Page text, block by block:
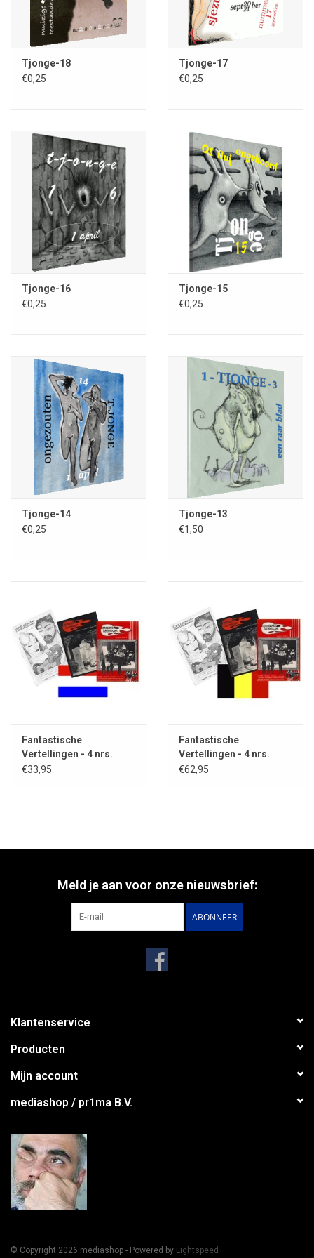
Tjonge-18
€0,25
Tjonge-17
€0,25
Tjonge-16
€0,25
Tjonge-15
€0,25
Tjonge-14
€0,25
Tjonge-13
€1,50
Fantastische
Vertellingen - 4 nrs.
abonnement IN
€33,95
Fantastische
Vertellingen - 4 nrs.
abonnement BUITEN
€62,95
Meld je aan voor onze nieuwsbrief:
ABONNEER
Klantenservice
Producten
Mijn account
mediashop / pr1ma B.V.
© Copyright 2026 mediashop - Powered by Lightspeed